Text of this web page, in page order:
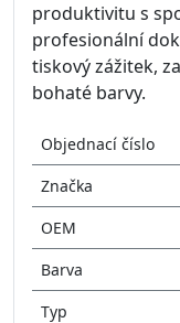
produktivitu s
profesionální
tiskový zážitek,
bohaté barvy.
Objednací číslo
Značka
OEM
Barva
Typ